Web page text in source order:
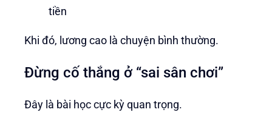
tiền
Khi đó, lương cao là chuyện bình thường.
Đừng cố thắng ở “sai sân chơi”
Đây là bài học cực kỳ quan trọng.